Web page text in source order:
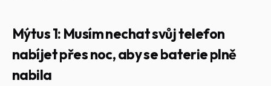
Mýtus 1: Musím nechat svůj telefon
nabíjet přes noc, aby se baterie plně
nabila